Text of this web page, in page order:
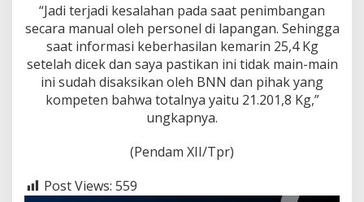
“Jadi terjadi kesalahan pada saat penimbangan
secara manual oleh personel di lapangan. Sehingga
saat informasi keberhasilan kemarin 25,4 Kg
setelah dicek dan saya pastikan ini tidak main-main
ini sudah disaksikan oleh BNN dan pihak yang
kompeten bahwa totalnya yaitu 21.201,8 Kg,”
ungkapnya.
(Pendam XII/Tpr)
Post Views: 559